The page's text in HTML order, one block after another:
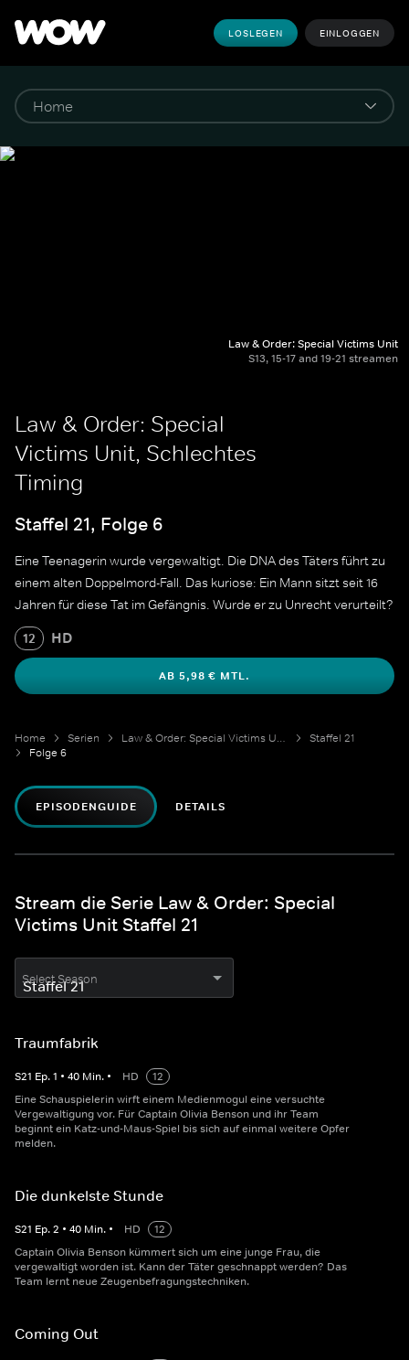
LOSLEGEN EINLOGGEN
Law & Order: Special Victims Unit
S13, 15-17 and 19-21 streamen
Law & Order: Special
Victims Unit, Schlechtes
Timing
Staffel 21, Folge 6
Eine Teenagerin wurde vergewaltigt. Die DNA des Täters führt zu
einem alten Doppelmord-Fall. Das kuriose: Ein Mann sitzt seit 16
Jahren für diese Tat im Gefängnis. Wurde er zu Unrecht verurteilt?
12 HD
AB 5,98 € MTL.
Home Serien Law & Order: Special Victims Unit
Staffel 21
Folge 6
EPISODENGUIDE DETAILS
Stream die Serie Law & Order: Special
Victims Unit Staffel 21
Select Season
Traumfabrik
S21 Ep.1 • 40 Min. • HD
12
Eine Schauspielerin wirft einem Medienmogul eine versuchte
Vergewaltigung vor. Für Captain Olivia Benson und ihr Team
beginnt ein Katz-und-Maus-Spiel bis sich auf einmal weitere Opfer
melden.
Die dunkelste Stunde
S21 Ep.2 • 40 Min. • HD
12
Captain Olivia Benson kümmert sich um eine junge Frau, die
vergewaltigt worden ist. Kann der Täter geschnappt werden? Das
Team lernt neue Zeugenbefragungstechniken.
Coming Out